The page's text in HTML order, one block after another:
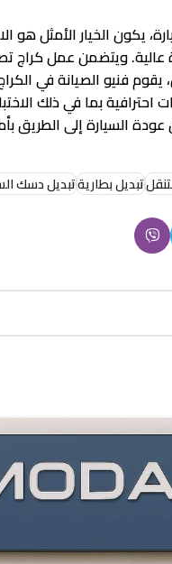
يكون الخيار الأمثل هو
ويتضمن عمل كراج
فنيو الصيانة في
بما في ذلك
السيارة إلى الطريق
تبديل بطاريةتبديل دسك